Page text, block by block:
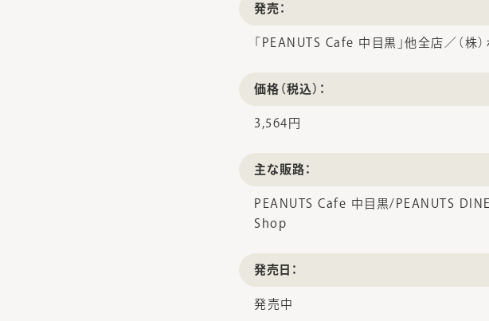
発売：
「PEANUTS Cafe 中目黒」他全店／（株）
価格（税込）：
3,564円
主な販路：
PEANUTS Cafe 中目黒/PEANUTS
Shop
発売日：
発売中